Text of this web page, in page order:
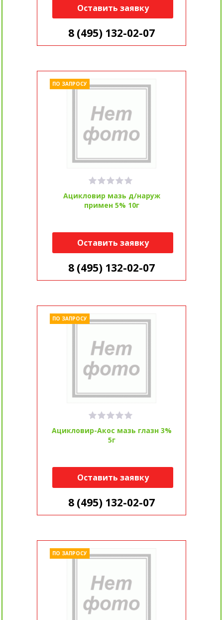
Оставить заявку
8 (495) 132-02-07
Ацикловир мазь д/наруж
примен 5% 10г
ПО ЗАПРОСУ
Оставить заявку
8 (495) 132-02-07
Ацикловир-Акос мазь глазн 3%
5г
ПО ЗАПРОСУ
Оставить заявку
8 (495) 132-02-07
ПО ЗАПРОСУ